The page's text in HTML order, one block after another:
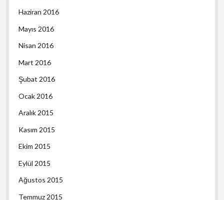
Haziran 2016
Mayıs 2016
Nisan 2016
Mart 2016
Şubat 2016
Ocak 2016
Aralık 2015
Kasım 2015
Ekim 2015
Eylül 2015
Ağustos 2015
Temmuz 2015